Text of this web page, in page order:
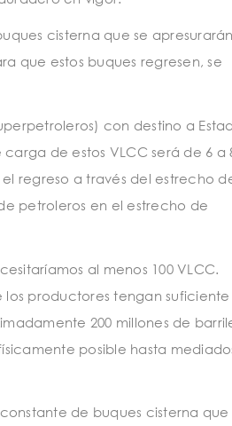
cisterna que se
que estos buques regresen, se
con destino a
de estos VLCC será de 6 a
regreso a través del estrecho
petroleros en el estrecho de
al menos 100 VLCC.
los productores tengan suficiente
200 millones de
posible hasta
de buques cisterna que